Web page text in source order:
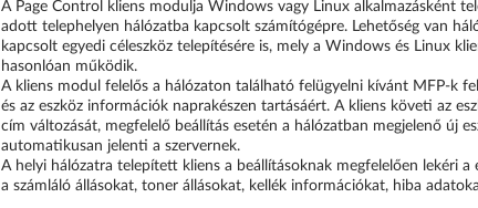
A Page Control kliens modulja Windows vagy Linux alkalmazásként
adott telephelyen hálózatba kapcsolt számítógépre. Lehetőség van
kapcsolt egyedi céleszköz telepítésére is, mely a Windows és Linux
hasonlóan működik.
A kliens modul felelős a hálózaton található felügyelni kívánt MFP-k
és az eszköz információk naprakészen tartásáért. A kliens követi az
cím változását, megfelelő beállítás esetén a hálózatban megjelenő új
automatikusan jelenti a szervernek.
A helyi hálózatra telepített kliens a beállításoknak megfelelően lekéri a
a számláló állásokat, toner állásokat, kellék információkat, hiba